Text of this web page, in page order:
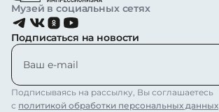
Музей в социальных сетях
Подписаться на новости
Подписываясь на рассылку, Вы соглашаетесь
с политикой обработки персональных данных